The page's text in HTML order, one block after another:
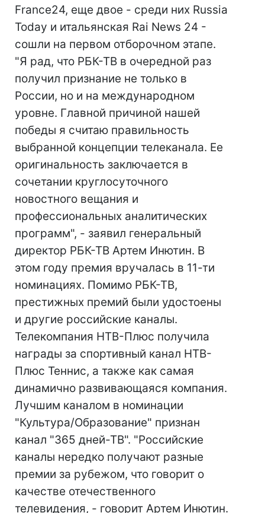
France24, еще двое - среди них Russia
Today и итальянская Rai News 24 -
сошли на первом отборочном этапе.
"Я рад, что РБК-ТВ в очередной раз
получил признание не только в
России, но и на международном
уровне. Главной причиной нашей
победы я считаю правильность
выбранной концепции телеканала. Ее
оригинальность заключается в
сочетании круглосуточного
новостного вещания и
профессиональных аналитических
программ", - заявил генеральный
директор РБК-ТВ Артем Инютин. В
этом году премия вручалась в 11-ти
номинациях. Помимо РБК-ТВ,
престижных премий были удостоены
и другие российские каналы.
Телекомпания НТВ-Плюс получила
награды за спортивный канал НТВ-
Плюс Теннис, а также как самая
динамично развивающаяся компания.
Лучшим каналом в номинации
"Культура/Образование" признан
канал "365 дней-ТВ". "Российские
каналы нередко получают разные
премии за рубежом, что говорит о
качестве отечественного
телевидения, - говорит Артем Инютин.